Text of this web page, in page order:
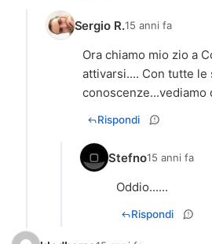
Sergio R.15 anni fa
Ora chiamo mio zio a
attivarsi.... Con tutte le
conoscenze...vediamo
Rispondi
Stefno15 anni fa
Oddio......
Rispondi